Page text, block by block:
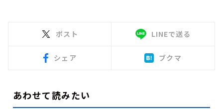
ポスト LINEで送る
シェア ブクマ
あわせて読みたい